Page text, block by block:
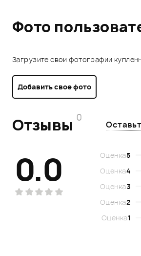
Фото
Загрузите свои фотографии
Добавить свое фото
Отзывы 0
0.0 Оценка5
Оценка4
Оценка3
Оценка2
Оценка1